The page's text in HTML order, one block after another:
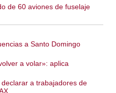
de 60 aviones de fuselaje
a Santo Domingo
a volar»: aplica
a trabajadores de